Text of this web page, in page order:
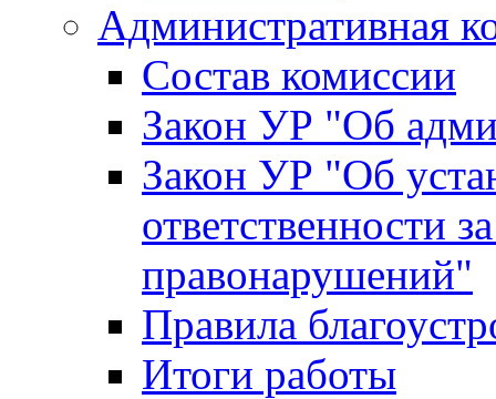
Административная
Состав комиссии
Закон УР "Об
Закон УР "Об
ответственности
правонарушений"
Правила
Итоги работы